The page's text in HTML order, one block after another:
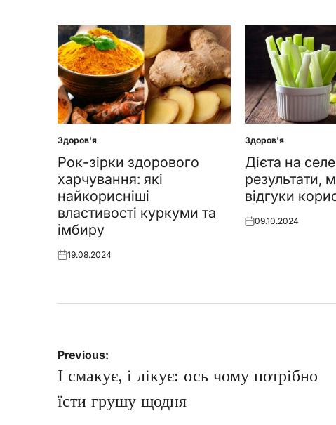
Posted
in
Здоров'я
Рок-зірки здорового
харчування: які
найкорисніші
властивості куркуми та
імбиру
Posted
19.08.2024
Posted
in
Здоров'я
Дієта на
результати,
відгуки
Posted
09.10.2024
Навігація
записів
Previous:
І смакує, і лікує: ось чому потрібно
їсти грушу щодня